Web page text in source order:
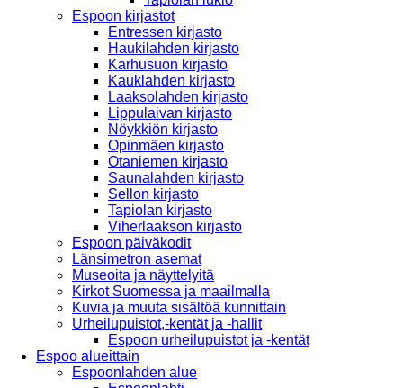
Espoon kirjastot
Entressen kirjasto
Haukilahden kirjasto
Karhusuon kirjasto
Kauklahden kirjasto
Laaksolahden kirjasto
Lippulaivan kirjasto
Nöykkiön kirjasto
Opinmäen kirjasto
Otaniemen kirjasto
Saunalahden kirjasto
Sellon kirjasto
Tapiolan kirjasto
Viherlaakson kirjasto
Espoon päiväkodit
Länsimetron asemat
Museoita ja näyttelyitä
Kirkot Suomessa ja maailmalla
Kuvia ja muuta sisältöä kunnittain
Urheilupuistot,-kentät ja -hallit
Espoon urheilupuistot ja -kentät
Espoo alueittain
Espoonlahden alue